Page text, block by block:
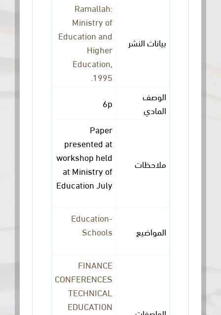
بيانات النشر
Ramallah:
Ministry of
Education and
Higher
Education,
الوصف
ملاحظات
presented at
workshop held
at Ministry of
Education July
المواضيع
Education-
Schools
FINANCE
CONFERENCES
TECHNICAL
EDUCATION